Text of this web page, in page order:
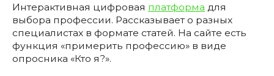
Интерактивная цифровая платформа для
выбора профессии. Рассказывает о разных
специалистах в формате статей. На сайте есть
функция «примерить профессию» в виде
опросника «Кто я?».